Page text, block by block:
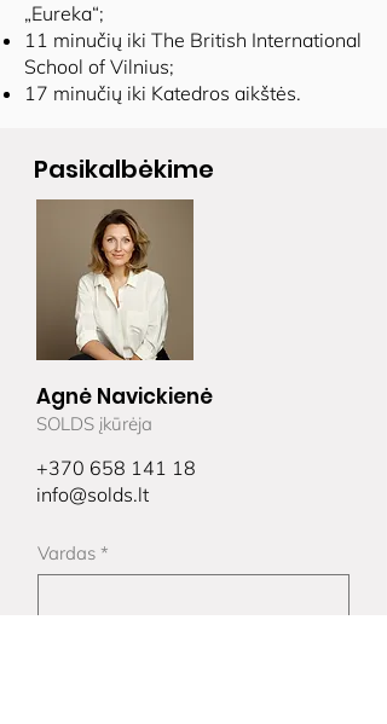
„Eureka“;
11 minučių iki The British International
School of Vilnius;
17 minučių iki Katedros aikštės.
Pasikalbėkime
Agnė Navickienė
SOLDS įkūrėja
+370 658 141 18
info@solds.lt
Vardas *